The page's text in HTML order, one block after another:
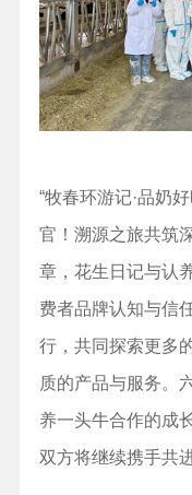
“牧春环游记·品奶
官！溯源之旅共筑
章，花生日记与认
费者品牌认知与信
行，共同探索更多
质的产品与服务。
养一头牛合作的成
双方将继续携手共